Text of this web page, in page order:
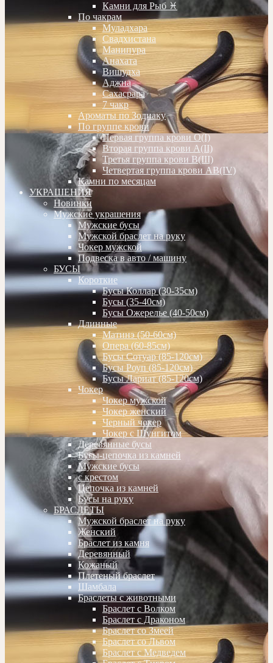
Камни для Рыб ♓️
По чакрам
Муладхара
Свадхистана
Манипура
Анахата
Вишудха
Аджна
Сахасрара
7 чакр
Ароматы по Зодиаку
По группе крови
Первая группа крови О(I)
Вторая группа крови А(II)
Третья группа крови В(III)
Четвертая группа крови АВ(IV)
Камни по месяцам
УКРАШЕНИЯ
Новинки
Мужские украшения
Мужские бусы
Мужской браслет на руку
Чокер мужской
Подвеска в авто / машину
БУСЫ
Короткие
Бусы Коллар (30-35см)
Бусы (35-40см)
Бусы Ожерелье (40-50см)
Длинные
Матинэ (50-60см)
Опера (60-85см)
Бусы Сотуар (85-120см)
Бусы Роуп (85-120см)
Бусы Лариат (85-120см)
Чокер
Чокер мужской
Чокер женский
Черный чокер
Чокер с Шунгитом
Деревянные бусы
Бусы-цепочка из камней
Мужские бусы
с крестом
Цепочка из камней
Бусы на руку
БРАСЛЕТЫ
Мужской браслет на руку
Женский
Браслет из камня
Деревянный
Кожаный
Плетеный браслет
Шамбала
Браслеты с животными
Браслет с Волком
Браслет с Драконом
Браслет со Змеей
Браслет со Львом
Браслет с Медведем